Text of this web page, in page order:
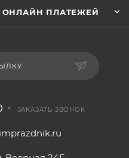
ОНЛАЙН ПЛАТЕЖЕЙ
ЗАКАЗАТЬ ЗВОНОК